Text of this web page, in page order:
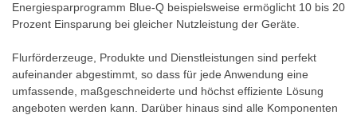
Energiesparprogramm Blue-Q beispielsweise ermöglicht 10 bis 20
Prozent Einsparung bei gleicher Nutzleistung der Geräte.
Flurförderzeuge, Produkte und Dienstleistungen sind perfekt
aufeinander abgestimmt, so dass für jede Anwendung eine
umfassende, maßgeschneiderte und höchst effiziente Lösung
angeboten werden kann. Darüber hinaus sind alle Komponenten